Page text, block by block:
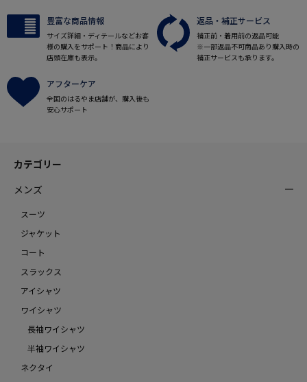
豊富な商品情報
サイズ詳細・ディテールなどお客
様の購入をサポート！商品により
店頭在庫も表示。
返品・補正サービス
補正前・着用前の返品可能
※一部返品不可商品あり購入時の
補正サービスも承ります。
アフターケア
全国のはるやま店舗が、購入後も
安心サポート
カテゴリー
メンズ
スーツ
ジャケット
コート
スラックス
アイシャツ
ワイシャツ
長袖ワイシャツ
半袖ワイシャツ
ネクタイ